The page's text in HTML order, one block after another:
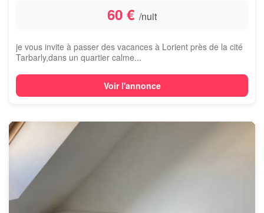
60 € /nuit
je vous invite à passer des vacances à Lorient près de la cité
Tarbarly,dans un quartier calme...
Voir l'annonce